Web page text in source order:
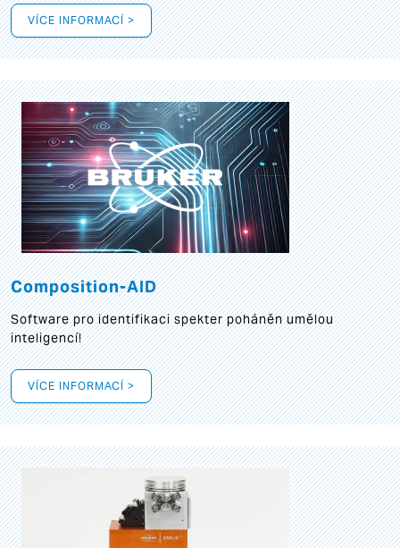
VÍCE INFORMACÍ >
Composition-AID
Software pro identifikaci spekter poháněn umělou
inteligencí!
VÍCE INFORMACÍ >